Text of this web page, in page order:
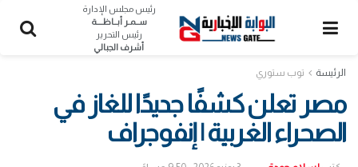
رئيس مجلس الإدارة
ســمـر أبــاظــــة
رئيس التحرير
أشرف الجبالي
الرئيسة توب ستوري
مصر تعلن كشفًا جديدًا للغاز في
الصحراء الغربية | إنفوجراف